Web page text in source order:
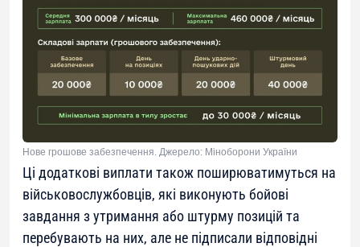
Нове грошове забезпечення. Джерело: Міноборони України
Ці додаткові виплати також поширюватимуться на
військовослужбовців, які виконують бойові
завдання з утримання або штурму позицій та
перебувають на них, але не підписали відповідні